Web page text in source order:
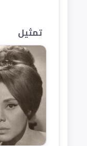
تمثيل